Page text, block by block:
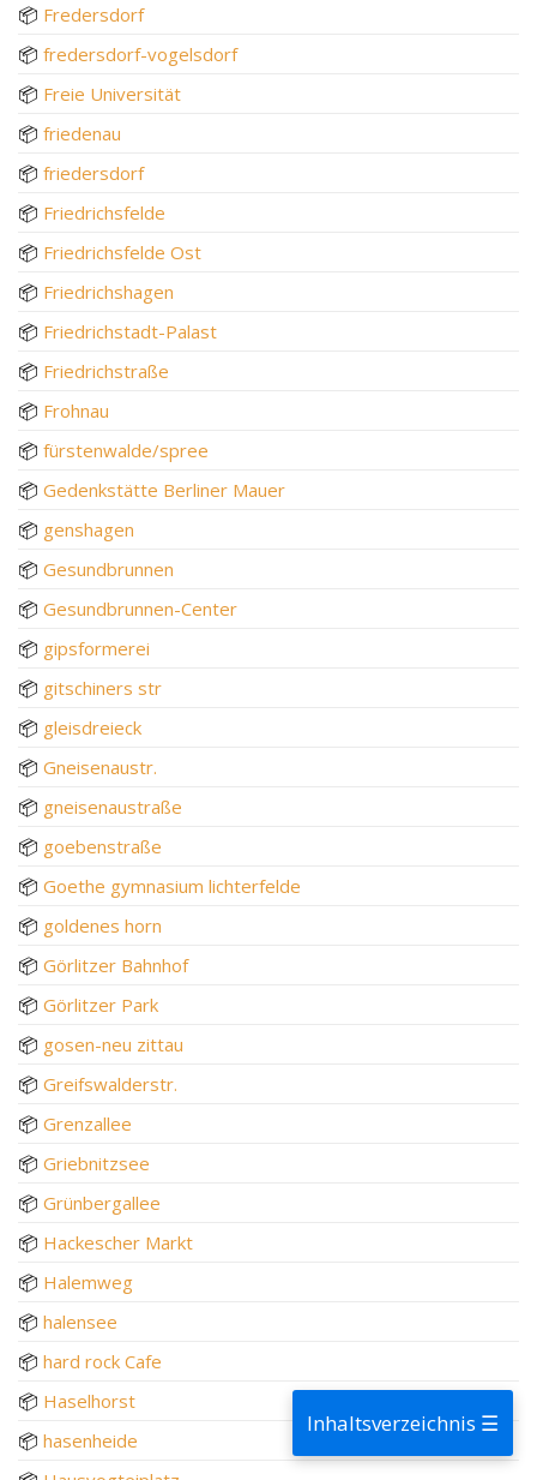
📦 Fredersdorf
📦 fredersdorf-vogelsdorf
📦 Freie Universität
📦 friedenau
📦 friedersdorf
📦 Friedrichsfelde
📦 Friedrichsfelde Ost
📦 Friedrichshagen
📦 Friedrichstadt-Palast
📦 Friedrichstraße
📦 Frohnau
📦 fürstenwalde/spree
📦 Gedenkstätte Berliner Mauer
📦 genshagen
📦 Gesundbrunnen
📦 Gesundbrunnen-Center
📦 gipsformerei
📦 gitschiners str
📦 gleisdreieck
📦 Gneisenaustr.
📦 gneisenaustraße
📦 goebenstraße
📦 Goethe gymnasium lichterfelde
📦 goldenes horn
📦 Görlitzer Bahnhof
📦 Görlitzer Park
📦 gosen-neu zittau
📦 Greifswalderstr.
📦 Grenzallee
📦 Griebnitzsee
📦 Grünbergallee
📦 Hackescher Markt
📦 Halemweg
📦 halensee
📦 hard rock Cafe
📦 Haselhorst
📦 hasenheide
Inhaltsverzeichnis ☰